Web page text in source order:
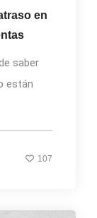
en
saber
están
107